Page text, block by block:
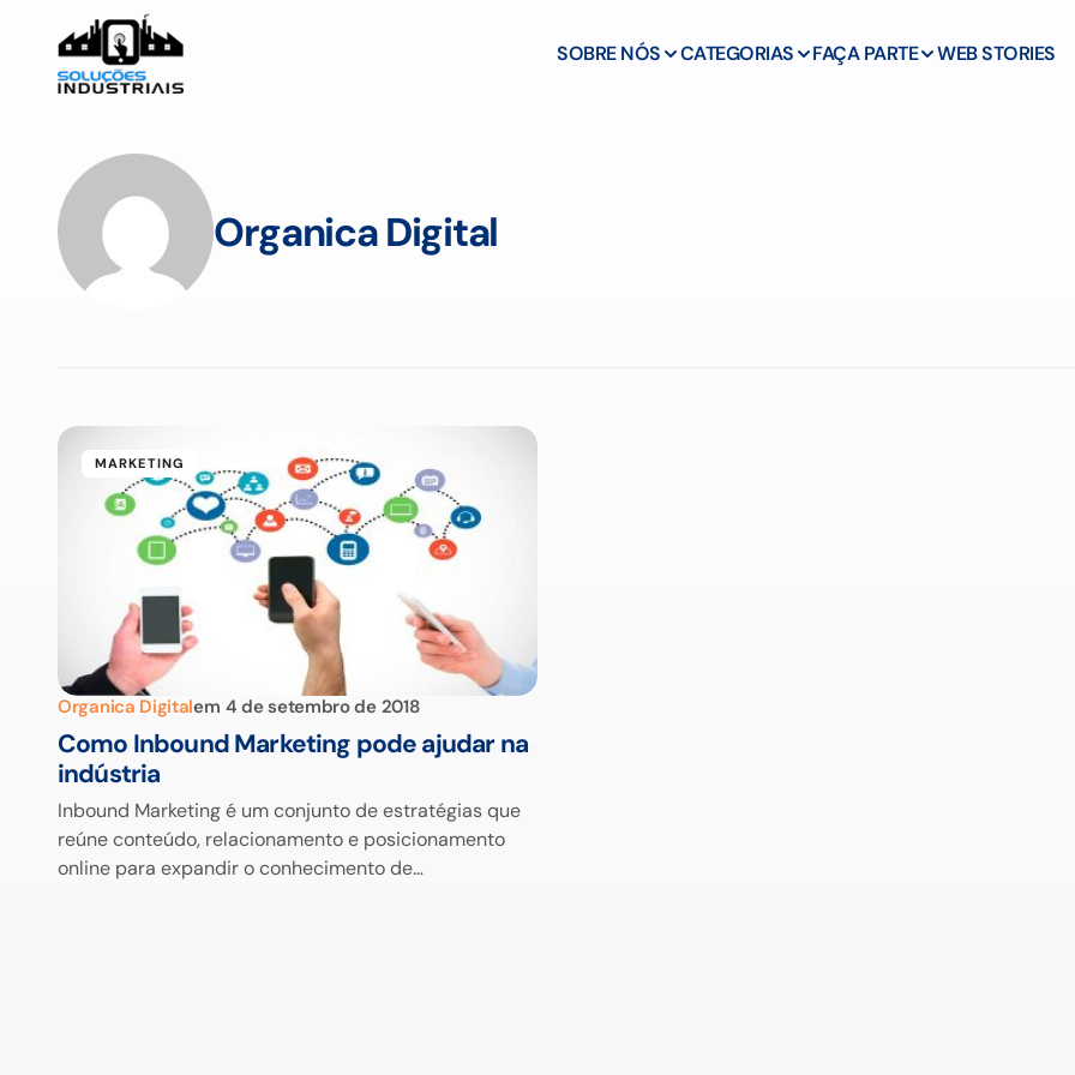
SOBRE NÓS CATEGORIAS FAÇA PARTE WEB STORIES
Organica Digital
MARKETING
Organica Digitalem 4 de setembro de 2018
Como Inbound Marketing pode ajudar na
indústria
Inbound Marketing é um conjunto de estratégias que
reúne conteúdo, relacionamento e posicionamento
online para expandir o conhecimento de…